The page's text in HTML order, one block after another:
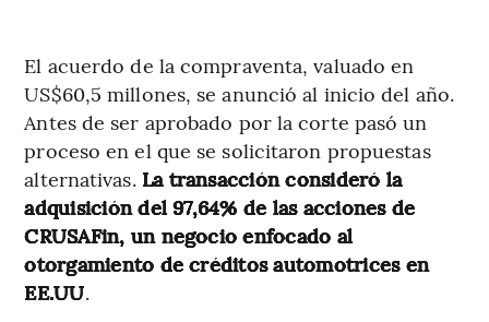
El acuerdo de la compraventa, valuado en
US$60,5 millones, se anunció al inicio del año.
Antes de ser aprobado por la corte pasó un
proceso en el que se solicitaron propuestas
alternativas. La transacción consideró la
adquisición del 97,64% de las acciones de
CRUSAFin, un negocio enfocado al
otorgamiento de créditos automotrices en
EE.UU.